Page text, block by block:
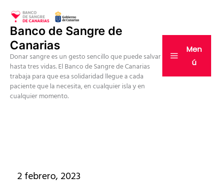
contenido
Banco de Sangre de
Canarias
Donar sangre es un gesto sencillo que puede salvar
hasta tres vidas. El Banco de Sangre de Canarias
trabaja para que esa solidaridad llegue a cada
paciente que la necesita, en cualquier isla y en
cualquier momento.
Men
ú
2 febrero, 2023